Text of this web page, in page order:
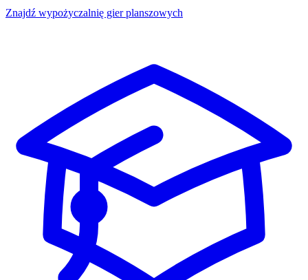
Znajdź wypożyczalnię gier planszowych